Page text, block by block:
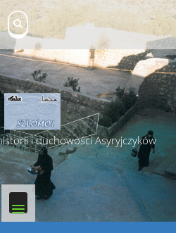
i duchowości Asyryjczyków